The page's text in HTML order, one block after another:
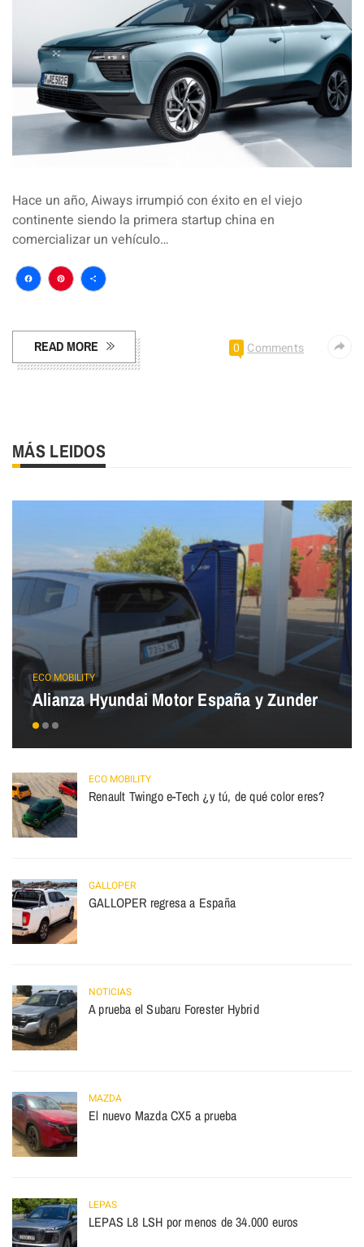
Hace un año, Aiways irrumpió con éxito en el viejo
continente siendo la primera startup china en
comercializar un vehículo…
Facebook
Pinterest
Compartir
READ MORE 0 Comments
MÁS LEIDOS
ECO MOBILITY
Alianza Hyundai Motor España y Zunder
ECO MOBILITY
Renault Twingo e-Tech ¿y tú, de qué color eres?
GALLOPER
GALLOPER regresa a España
NOTICIAS
A prueba el Subaru Forester Hybrid
MAZDA
El nuevo Mazda CX5 a prueba
LEPAS
LEPAS L8 LSH por menos de 34.000 euros